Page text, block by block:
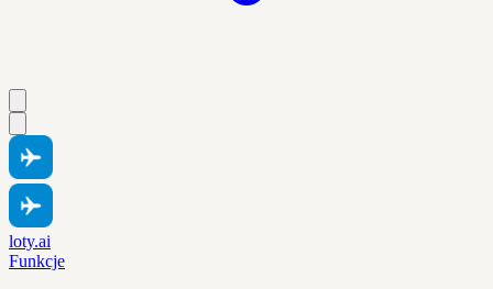
loty.ai
Funkcje